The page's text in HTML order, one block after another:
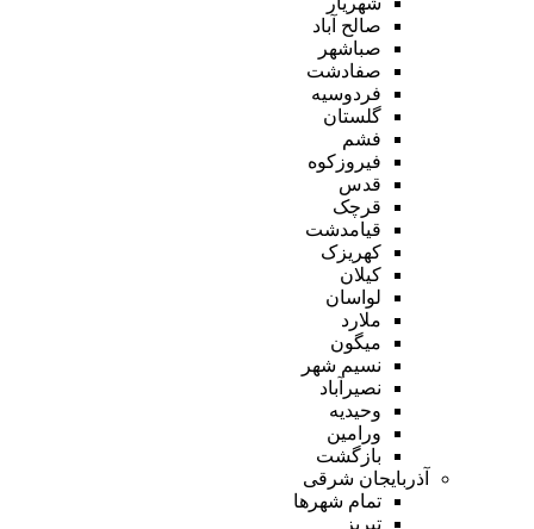
صالح آباد
صباشهر
صفادشت
فردوسیه
گلستان
فشم
فیروزکوه
قدس
قرچک
قیامدشت
کهریزک
کیلان
لواسان
ملارد
میگون
نسیم شهر
نصیرآباد
وحیدیه
ورامین
بازگشت
آذربایجان شرقی
تمام شهر‌ها
تبریز